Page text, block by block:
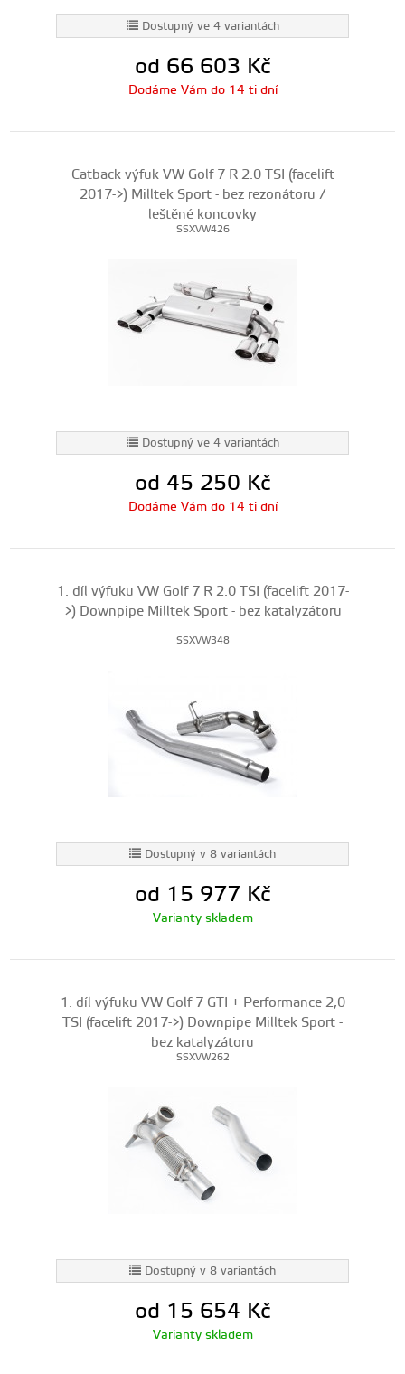
Dostupný ve 4 variantách
od 66 603 Kč
Dodáme Vám do 14 ti dní
Catback výfuk VW Golf 7 R 2.0 TSI (facelift
2017->) Milltek Sport - bez rezonátoru /
leštěné koncovky
SSXVW426
Dostupný ve 4 variantách
od 45 250 Kč
Dodáme Vám do 14 ti dní
1. díl výfuku VW Golf 7 R 2.0 TSI (facelift 2017-
>) Downpipe Milltek Sport - bez katalyzátoru
SSXVW348
Dostupný v 8 variantách
od 15 977 Kč
Varianty skladem
1. díl výfuku VW Golf 7 GTI + Performance 2,0
TSI (facelift 2017->) Downpipe Milltek Sport -
bez katalyzátoru
SSXVW262
Dostupný v 8 variantách
od 15 654 Kč
Varianty skladem